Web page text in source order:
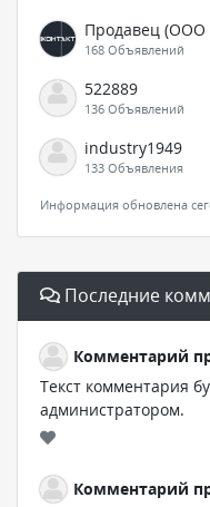
Продавец (ООО
168 Объявлений
522889
136 Объявлений
industry1949
133 Объявления
Информация обновлена
Последние
Комментарий
Текст комментария
администратором.
Комментарий